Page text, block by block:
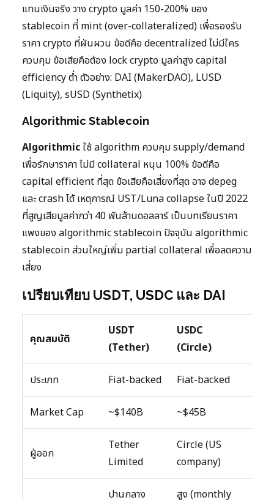
แทนเงินจริง วาง crypto มูลค่า 150-200% ของ
stablecoin ที่ mint (over-collateralized) เพื่อรองรับ
ราคา crypto ที่ผันผวน ข้อดีคือ decentralized ไม่มีใคร
ควบคุม ข้อเสียคือต้อง lock crypto มูลค่าสูง capital
efficiency ต่ำ ตัวอย่าง: DAI (MakerDAO), LUSD
(Liquity), sUSD (Synthetix)
Algorithmic Stablecoin
Algorithmicใช้ algorithm ควบคุม supply/demand
เพื่อรักษาราคา ไม่มี collateral หนุน 100% ข้อดีคือ
capital efficient ที่สุด ข้อเสียคือเสี่ยงที่สุด อาจ depeg
และ crash ได้ เหตุการณ์ UST/Luna collapse ในปี 2022
ที่สูญเสียมูลค่ากว่า 40 พันล้านดอลลาร์ เป็นบทเรียนราคา
แพงของ algorithmic stablecoin ปัจจุบัน algorithmic
stablecoin ส่วนใหญ่เพิ่ม partial collateral เพื่อลดความ
เสี่ยง
เปรียบเทียบ USDT, USDC และ DAI
คุณสมบัติ
USDT
(Tether)
USDC
(Circle)
ประเภท Fiat-backed Fiat-backed
Market Cap ~$140B ~$45B
ผู้ออก
Tether
Limited
Circle (US
company)
ปานกลาง
สูง (monthly